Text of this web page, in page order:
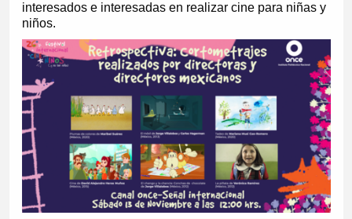
interesados e interesadas en realizar cine para niñas y
niños.